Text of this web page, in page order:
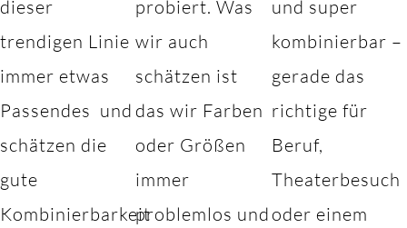
dieser
trendigen Linie
immer etwas
Passendes und
schätzen die
gute
Kombinierbarkeit
probiert. Was
wir auch
schätzen ist
das wir Farben
oder Größen
immer
problemlos und
und super
kombinierbar –
gerade das
richtige für
Beruf,
Theaterbesuch
oder einem